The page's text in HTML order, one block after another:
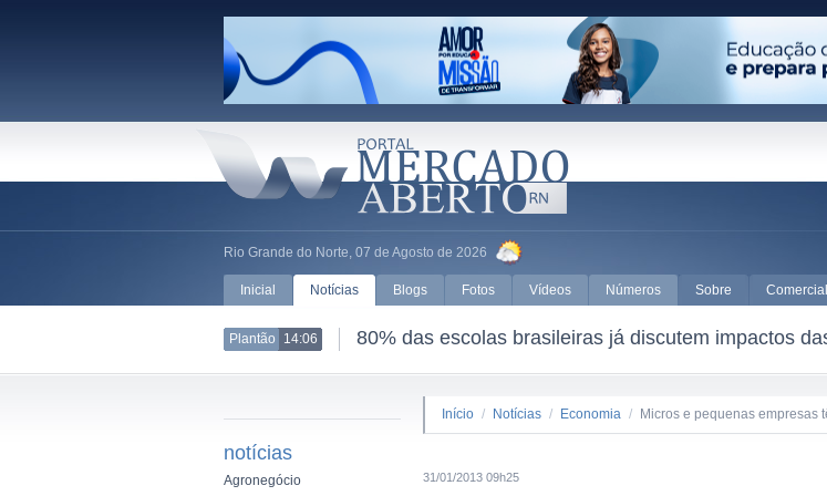
Rio Grande do Norte, 07 de Agosto de 2026
Inicial Notícias Blogs Fotos Vídeos Números Sobre Comercial
Plantão 14:06 80% das escolas brasileiras já discutem impactos
notícias
Agronegócio
Início / Notícias / Economia / Micros e pequenas empresas
31/01/2013 09h25